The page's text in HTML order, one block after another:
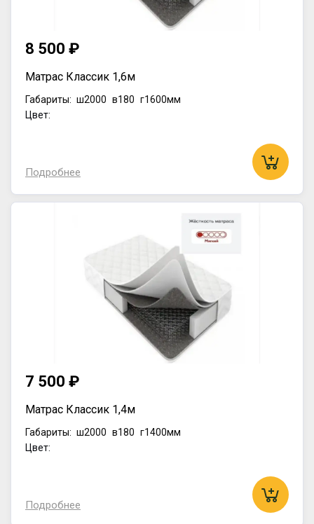
8 500 ₽
Матрас Классик 1,6м
Габариты: ш2000 в180 г1600мм
Цвет:
Подробнее
7 500 ₽
Матрас Классик 1,4м
Габариты: ш2000 в180 г1400мм
Цвет:
Подробнее